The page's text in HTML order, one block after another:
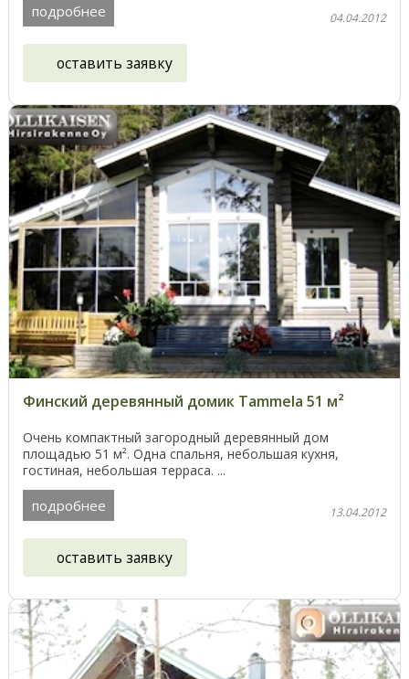
подробнее 04.04.2012
оставить заявку
Финский деревянный домик Tammela 51 м²
Очень компактный загородный деревянный дом
площадью 51 м². Одна спальня, небольшая кухня,
гостиная, небольшая терраса. ...
подробнее 13.04.2012
оставить заявку